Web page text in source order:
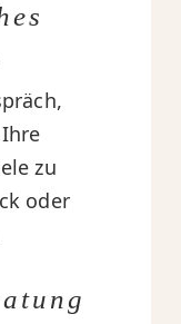
zu
oder